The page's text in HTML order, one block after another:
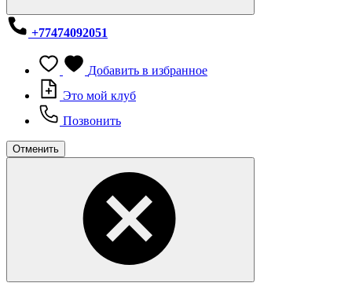
+77474092051
Добавить в избранное
Это мой клуб
Позвонить
Отменить